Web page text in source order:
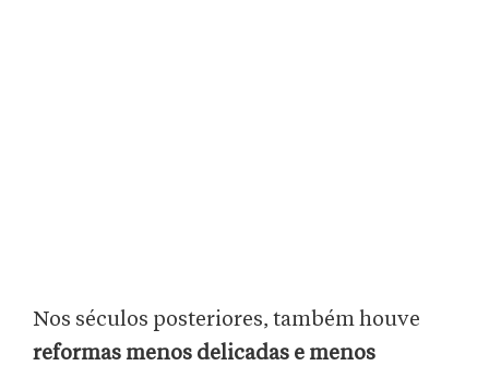
Nos séculos posteriores, também houve
reformas menos delicadas e menos